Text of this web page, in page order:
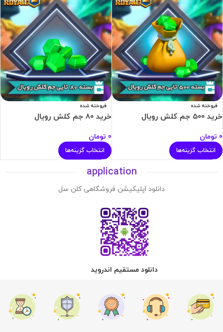
فروخته شده
خرید 500 جم کلش رویال
0 تومان
انتخاب گزینه‌ها
فروخته شده
خرید 80 جم کلش رویال
0 تومان
انتخاب گزینه‌ها
application
دانلود اپلیکیشن فروشگاهی کلن سل
دانلود مستقیم اندروید